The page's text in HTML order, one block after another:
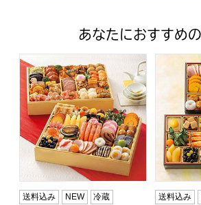
あなたにおすすめ
トップバリュ 和洋中特大二段重「
送料込み NEW 冷蔵
トップ
送料込み